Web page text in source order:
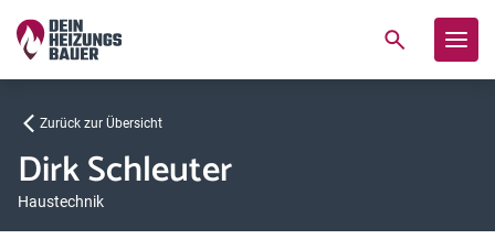
Zurück zur Übersicht
Dirk Schleuter
Haustechnik